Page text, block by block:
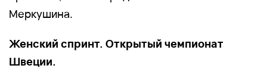
Меркушина.
Женский спринт. Открытый чемпионат
Швеции.